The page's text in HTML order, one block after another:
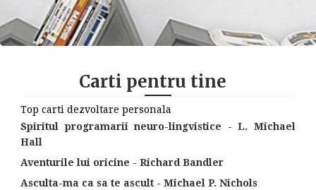
Carti pentru tine
Top carti dezvoltare personala
Spiritul programarii neuro-lingvistice - L. Michael
Hall
Aventurile lui oricine - Richard Bandler
Asculta-ma ca sa te ascult - Michael P. Nichols